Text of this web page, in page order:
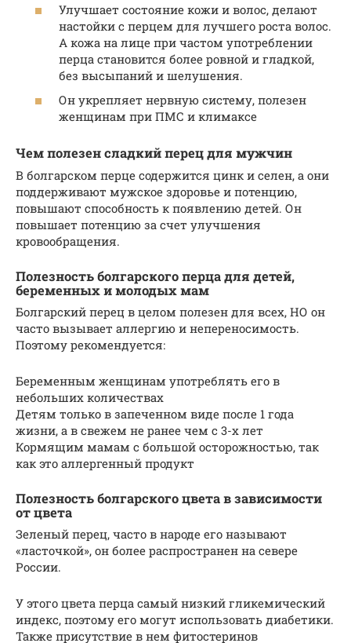
Улучшает состояние кожи и волос, делают
настойки с перцем для лучшего роста волос.
А кожа на лице при частом употреблении
перца становится более ровной и гладкой,
без высыпаний и шелушения.
Он укрепляет нервную систему, полезен
женщинам при ПМС и климаксе
Чем полезен сладкий перец для мужчин
В болгарском перце содержится цинк и селен, а они
поддерживают мужское здоровье и потенцию,
повышают способность к появлению детей. Он
повышает потенцию за счет улучшения
кровообращения.
Полезность болгарского перца для детей,
беременных и молодых мам
Болгарский перец в целом полезен для всех, НО он
часто вызывает аллергию и непереносимость.
Поэтому рекомендуется:
Беременным женщинам употреблять его в
небольших количествах
Детям только в запеченном виде после 1 года
жизни, а в свежем не ранее чем с 3-х лет
Кормящим мамам с большой осторожностью, так
как это аллергенный продукт
Полезность болгарского цвета в зависимости
от цвета
Зеленый перец, часто в народе его называют
«ласточкой», он более распространен на севере
России.
У этого цвета перца самый низкий гликемический
индекс, поэтому его могут использовать диабетики.
Также присутствие в нем фитостеринов